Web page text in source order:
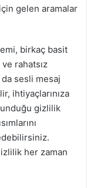
gelen aramalar
birkaç basit
rahatsız
da sesli mesaj
ihtiyaçlarınıza
gizlilik
her zaman